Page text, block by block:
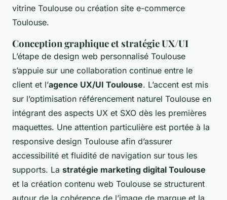
vitrine Toulouse ou création site e-commerce
Toulouse.
Conception graphique et stratégie UX/UI
L’étape de design web personnalisé Toulouse
s’appuie sur une collaboration continue entre le
client et l’agence UX/UI Toulouse. L’accent est mis
sur l’optimisation référencement naturel Toulouse en
intégrant des aspects UX et SXO dès les premières
maquettes. Une attention particulière est portée à la
responsive design Toulouse afin d’assurer
accessibilité et fluidité de navigation sur tous les
supports. La stratégie marketing digital Toulouse
et la création contenu web Toulouse se structurent